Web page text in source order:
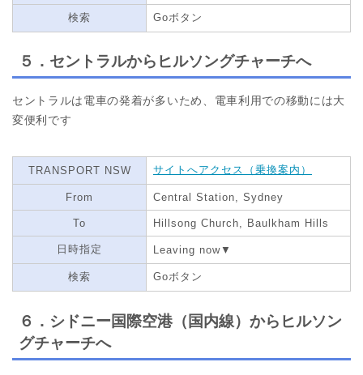
検索 Goボタン
５．セントラルからヒルソングチャーチへ
セントラルは電車の発着が多いため、電車利用での移動には大
変便利です
TRANSPORT NSW サイトへアクセス（乗換案内）
From Central Station, Sydney
To Hillsong Church, Baulkham Hills
日時指定 Leaving now▼
検索 Goボタン
６．シドニー国際空港（国内線）からヒルソン
グチャーチへ